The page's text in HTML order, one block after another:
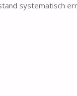
systematisch